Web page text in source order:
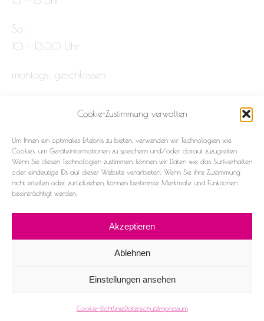
Cookie-Zustimmung verwalten
Um Ihnen ein optimales Erlebnis zu bieten, verwenden wir Technologien wie
Cookies, um Geräteinformationen zu speichern und/oder darauf zuzugreifen.
Wenn Sie diesen Technologien zustimmen, können wir Daten wie das Surfverhalten
oder eindeutige IDs auf dieser Website verarbeiten. Wenn Sie ihre Zustimmung
nicht erteilen oder zurückziehen, können bestimmte Merkmale und Funktionen
beeinträchtigt werden.
Akzeptieren
Ablehnen
Einstellungen ansehen
Cookie-RichtlinieDatenschutzImpressum
Sa:
10 – 13:30 Uhr
montags: geschlossen
Datenschutz
Cookie-Richtlinie (EU)